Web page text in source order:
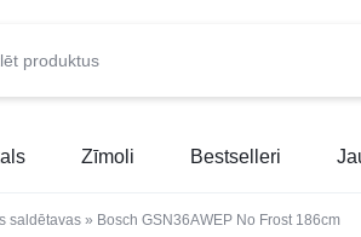
Zīmoli Bestselleri
saldētavas » Bosch GSN36AWEP No Frost 186cm